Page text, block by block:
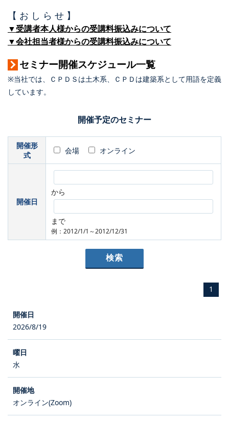
【 お し ら せ 】
▼受講者本人様からの受講料振込みについて
▼会社担当者様からの受講料振込みについて
セミナー開催スケジュール一覧
※当社では、ＣＰＤＳは土木系、ＣＰＤは建築系として用語を定義
しています。
開催予定のセミナー
開催形
式
会場 オンライン
開催日
から
まで
例：2012/1/1～2012/12/31
1
2026/8/19
水
オンライン(Zoom)